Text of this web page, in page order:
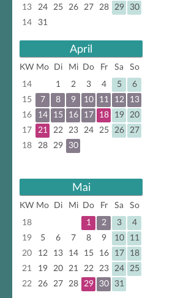
13
24 25 26 27 28 29
30
14
31
April
KW Mo Di Mi Do Fr Sa
So
14
1 2 3 4 5
6
15
7 8 9 10 11 12
13
16
14 15 16 17 18 19
20
17
21 22 23 24 25 26
27
18
28 29 30
Mai
KW Mo Di Mi Do Fr Sa
So
18
1 2 3
4
19
5 6 7 8 9 10
11
20
12 13 14 15 16 17
18
21
19 20 21 22 23 24
25
22
26 27 28 29 30 31